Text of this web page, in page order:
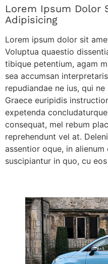
Lorem Ipsum Dolor
Adipisicing
Lorem ipsum dolor sit
Voluptua quaestio
tibique petentium, agam
sea accumsan
repudiandae ne ius, qui
Graece euripidis
expetenda
consequat, mel rebum
reprehendunt vel at.
assentior oque, in
suscipiantur in quo, cu